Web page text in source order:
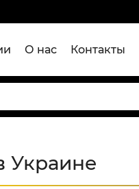
О нас Контакты
Украине